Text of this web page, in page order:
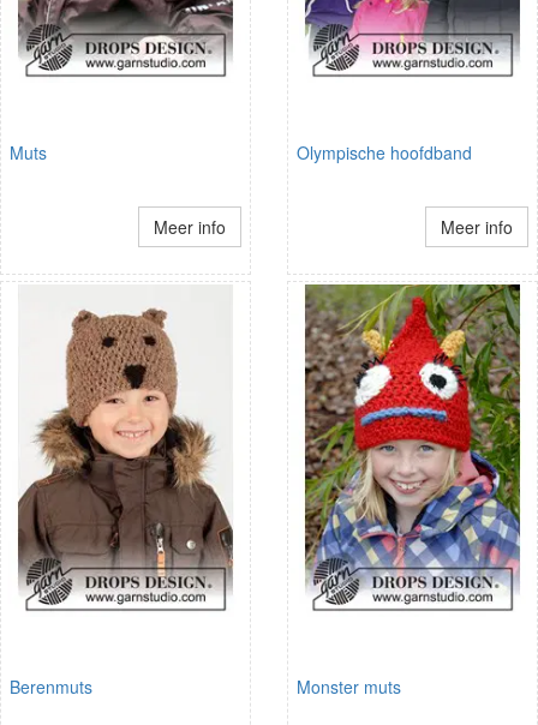
Muts
Meer info
Olympische hoofdband
Meer info
Berenmuts Monster muts